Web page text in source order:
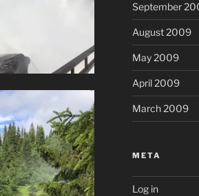
September
August 2009
May 2009
April 2009
March 2009
META
Log in